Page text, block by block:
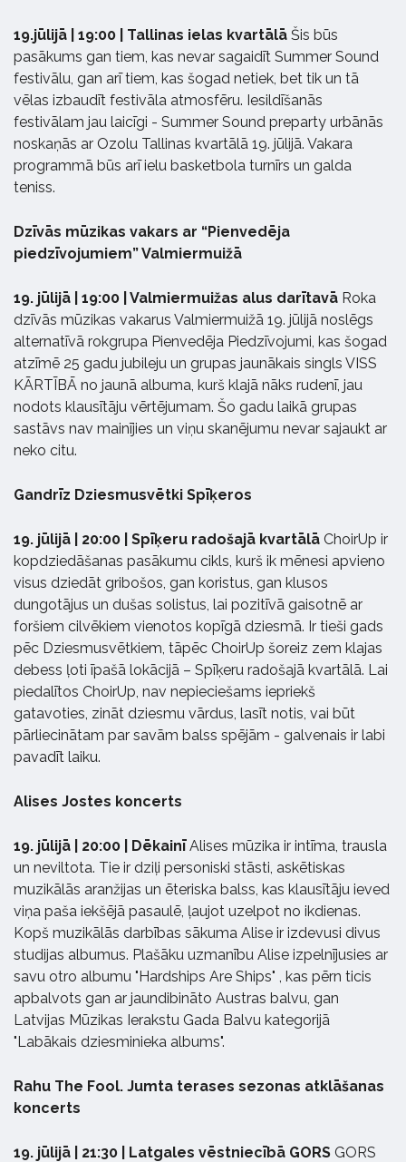
19.jūlijā | 19:00 | Tallinas ielas kvartālā Šis būs
pasākums gan tiem, kas nevar sagaidīt Summer Sound
festivālu, gan arī tiem, kas šogad netiek, bet tik un tā
vēlas izbaudīt festivāla atmosfēru. Iesildīšanās
festivālam jau laicīgi - Summer Sound preparty urbānās
noskaņās ar Ozolu Tallinas kvartālā 19. jūlijā. Vakara
programmā būs arī ielu basketbola turnīrs un galda
teniss.
Dzīvās mūzikas vakars ar “Pienvedēja
piedzīvojumiem” Valmiermuižā
19. jūlijā | 19:00 | Valmiermuižas alus darītavā Roka
dzīvās mūzikas vakarus Valmiermuižā 19. jūlijā noslēgs
alternatīvā rokgrupa Pienvedēja Piedzīvojumi, kas šogad
atzīmē 25 gadu jubileju un grupas jaunākais singls VISS
KĀRTĪBĀ no jaunā albuma, kurš klajā nāks rudenī, jau
nodots klausītāju vērtējumam. Šo gadu laikā grupas
sastāvs nav mainījies un viņu skanējumu nevar sajaukt ar
neko citu.
Gandrīz Dziesmusvētki Spīķeros
19. jūlijā | 20:00 | Spīķeru radošajā kvartālā ChoirUp ir
kopdziedāšanas pasākumu cikls, kurš ik mēnesi apvieno
visus dziedāt gribošos, gan koristus, gan klusos
dungotājus un dušas solistus, lai pozitīvā gaisotnē ar
foršiem cilvēkiem vienotos kopīgā dziesmā. Ir tieši gads
pēc Dziesmusvētkiem, tāpēc ChoirUp šoreiz zem klajas
debess ļoti īpašā lokācijā – Spīķeru radošajā kvartālā. Lai
piedalītos ChoirUp, nav nepieciešams iepriekš
gatavoties, zināt dziesmu vārdus, lasīt notis, vai būt
pārliecinātam par savām balss spējām - galvenais ir labi
pavadīt laiku.
Alises Jostes koncerts
19. jūlijā | 20:00 | DēkainīAlises mūzika ir intīma, trausla
un neviltota. Tie ir dziļi personiski stāsti, askētiskas
muzikālās aranžijas un ēteriska balss, kas klausītāju ieved
viņa paša iekšējā pasaulē, ļaujot uzelpot no ikdienas.
Kopš muzikālās darbības sākuma Alise ir izdevusi divus
studijas albumus. Plašāku uzmanību Alise izpelnījusies ar
savu otro albumu "Hardships Are Ships" , kas pērn ticis
apbalvots gan ar jaundibināto Austras balvu, gan
Latvijas Mūzikas Ierakstu Gada Balvu kategorijā
"Labākais dziesminieka albums".
Rahu The Fool. Jumta terases sezonas atklāšanas
koncerts
19. jūlijā | 21:30 | Latgales vēstniecībā GORS GORS